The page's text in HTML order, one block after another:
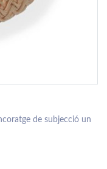
de subjecció un